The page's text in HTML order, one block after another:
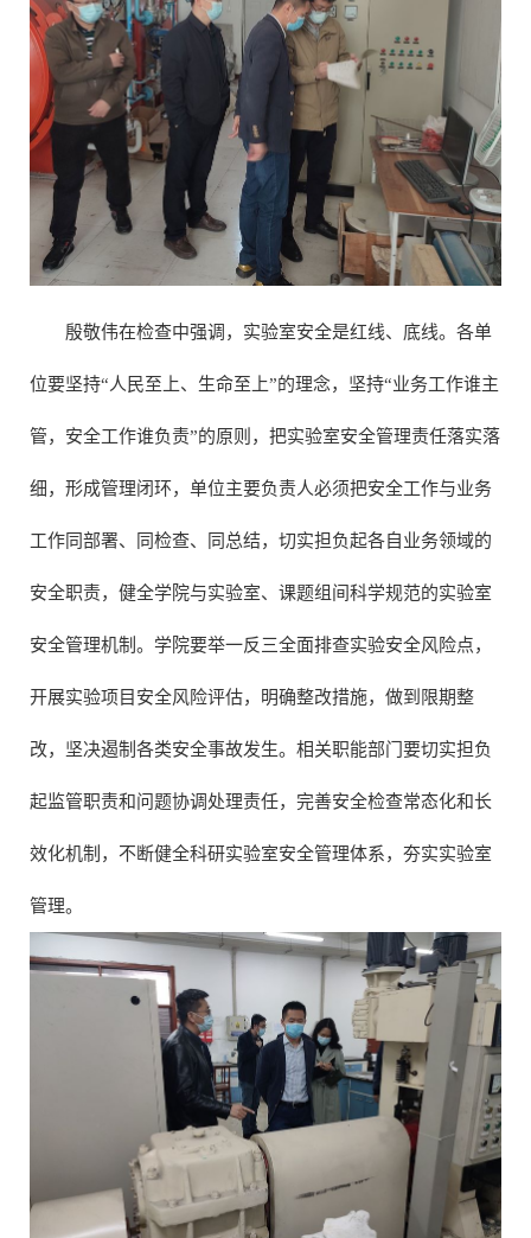
殷敬伟在检查中强调，实验室安全是红线、底线。各单
位要坚持“人民至上、生命至上”的理念，坚持“业务工作谁主
管，安全工作谁负责”的原则，把实验室安全管理责任落实落
细，形成管理闭环，单位主要负责人必须把安全工作与业务
工作同部署、同检查、同总结，切实担负起各自业务领域的
安全职责，健全学院与实验室、课题组间科学规范的实验室
安全管理机制。学院要举一反三全面排查实验安全风险点，
开展实验项目安全风险评估，明确整改措施，做到限期整
改，坚决遏制各类安全事故发生。相关职能部门要切实担负
起监管职责和问题协调处理责任，完善安全检查常态化和长
效化机制，不断健全科研实验室安全管理体系，夯实实验室
管理。